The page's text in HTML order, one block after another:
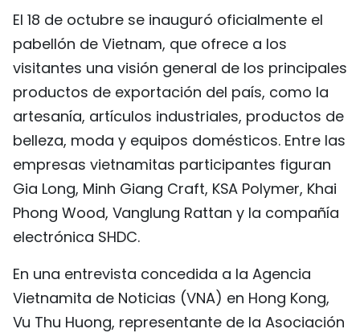
РУССКИЙ
El 18 de octubre se inauguró oficialmente el
pabellón de Vietnam, que ofrece a los
visitantes una visión general de los principales
productos de exportación del país, como la
artesanía, artículos industriales, productos de
belleza, moda y equipos domésticos. Entre las
empresas vietnamitas participantes figuran
Gia Long, Minh Giang Craft, KSA Polymer, Khai
Phong Wood, Vanglung Rattan y la compañía
electrónica SHDC.
En una entrevista concedida a la Agencia
Vietnamita de Noticias (VNA) en Hong Kong,
Vu Thu Huong, representante de la Asociación